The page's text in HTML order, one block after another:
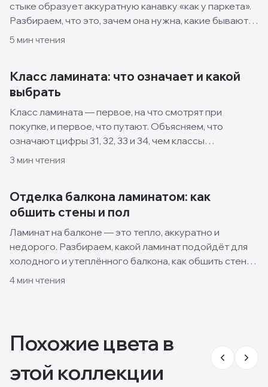
стыке образует аккуратную канавку «как у паркета».
Разбираем, что это, зачем она нужна, какие бывают
виды и когда лучше взять ламинат без фаски.
5 мин чтения
Класс ламината: что означает и какой
выбрать
Класс ламината — первое, на что смотрят при
покупке, и первое, что путают. Объясняем, что
означают цифры 31, 32, 33 и 34, чем классы
отличаются и какой выбрать для квартиры, кухни и
3 мин чтения
Отделка балкона ламинатом: как
обшить стены и пол
Ламинат на балконе — это тепло, аккуратно и
недорого. Разбираем, какой ламинат подойдёт для
холодного и утеплённого балкона, как обшить стены
и пол своими руками и какие решения смотрятся
4мин чтения
Похожие цвета в
этой коллекции